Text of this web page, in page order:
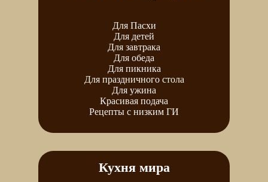
Для Пасхи
Для детей
Для завтрака
Для обеда
Для пикника
Для праздничного стола
Для ужина
Красивая подача
Рецепты с низким ГИ
Кухня мира